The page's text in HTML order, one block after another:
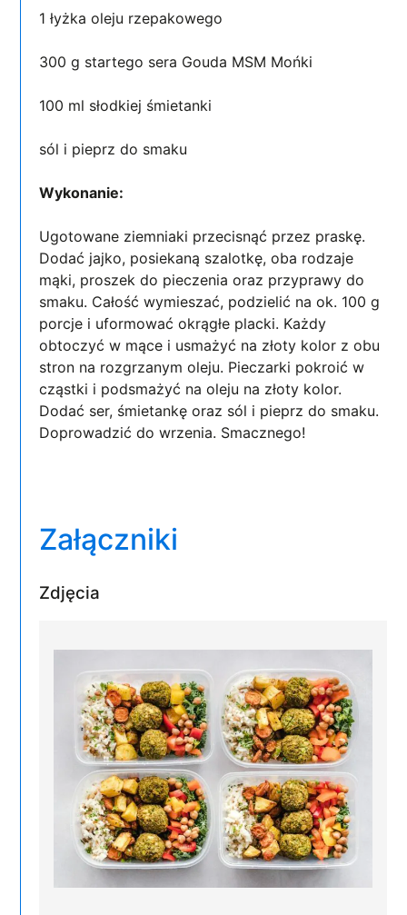
1 łyżka oleju rzepakowego
300 g startego sera Gouda MSM Mońki
100 ml słodkiej śmietanki
sól i pieprz do smaku
Wykonanie:
Ugotowane ziemniaki przecisnąć przez praskę.
Dodać jajko, posiekaną szalotkę, oba rodzaje
mąki, proszek do pieczenia oraz przyprawy do
smaku. Całość wymieszać, podzielić na ok. 100 g
porcje i uformować okrągłe placki. Każdy
obtoczyć w mące i usmażyć na złoty kolor z obu
stron na rozgrzanym oleju. Pieczarki pokroić w
cząstki i podsmażyć na oleju na złoty kolor.
Dodać ser, śmietankę oraz sól i pieprz do smaku.
Doprowadzić do wrzenia. Smacznego!
Załączniki
Zdjęcia